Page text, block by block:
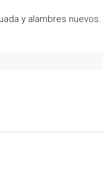
y alambres nuevos.